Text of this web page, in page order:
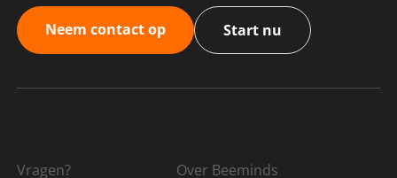
Neem contact op Start nu
Vragen?
Over Beeminds